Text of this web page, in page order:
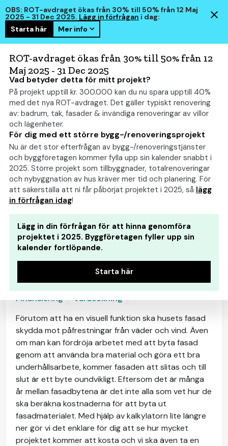
OBS: ROT-avdraget ökas från 30% till 50% från 12 Maj
2025 - 31 Dec 2025. Lägg in förfrågan i dag:
Starta här
Mer info
ROT-avdraget ökas från 30% till 50% från 12
Maj 2025 - 31 Dec 2025
Vad betyder detta för mitt projekt?
På projekt upptill kr. 300.000 kan du nu spara upptill 40%
med det nya ROT-avdraget. Det gäller typiskt renovering
av: badrum, tak, fasader & invändiga renoveringar av villor
och lägenheter.
För dig med ett större bygg-/renoveringsprojekt
Nu är det stor efterfrågan av bygg-/renoveringstjänster
och byggföretagen kommer fylla upp sin kalender snabbt i
2025. Större projekt som tillbyggnader, totalrenoveringar
och nybyggnation av hus kräver mer tid och planering. För
att säkerställa att ni får påbörjat projektet i 2025, så lägg
in förfrågan idag!
Lägg in din förfrågan för att hinna genomföra
projektet i 2025. Byggföretagen fyller upp sin
kalender fortlöpande.
Starta här
hemsmart
Byta fasad: Kostnad,
Priskalkylator och Budget
Kalkylator Hantverkare Anbud
Byggvaror
Finansiering
Värdeökning
Förutom att ha en visuell funktion ska husets fasad
skydda mot påfrestningar från väder och vind. Även
om man kan fördröja arbetet med att byta fasad
genom att använda bra material och göra ett bra
underhållsarbete, kommer fasaden att slitas och till
slut är ett byte oundvikligt. Eftersom det är många
år mellan fasadbytena är det inte alla som vet hur de
ska beräkna kostnaderna för att byta ut
fasadmaterialet. Med hjälp av kalkylatorn lite längre
ner gör vi det enklare för dig att se hur mycket
projektet kommer att kosta och vi ska även ta en